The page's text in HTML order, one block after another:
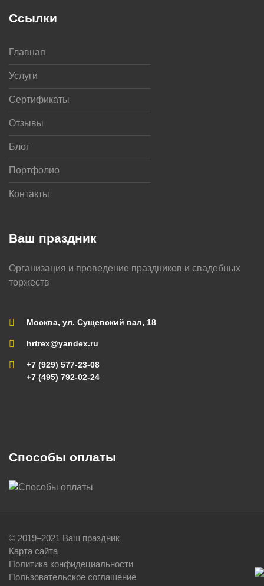
Ваш праздник
Организация и проведение праздников и свадебных
торжеств
Москва, ул. Сущевский вал, 18
hrtrex@yandex.ru
+7 (929) 577-23-08
+7 (495) 792-02-24
Ссылки
Главная
Услуги
Сертификаты
Отзывы
Блог
Портфолио
Контакты
Способы оплаты
© 2019–2021 Ваш праздник
Карта сайта
Политика конфидециальности
Пользовательское соглашение